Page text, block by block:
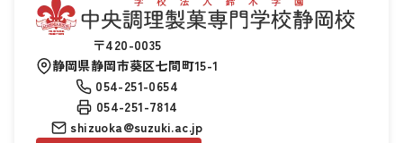
〒420-0035
静岡県静岡市葵区七間町15-1
054-251-0654
054-251-7814
shizuoka@suzuki.ac.jp